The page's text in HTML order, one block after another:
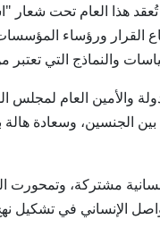
من مختلف أنحاء العالم، وذلك ضمن القمة
القرار ورؤساء
والنماذج التي
والأمين العام
الجنسين، وسعادة
مشتركة، وتمحورت
الإنساني في تشكيل